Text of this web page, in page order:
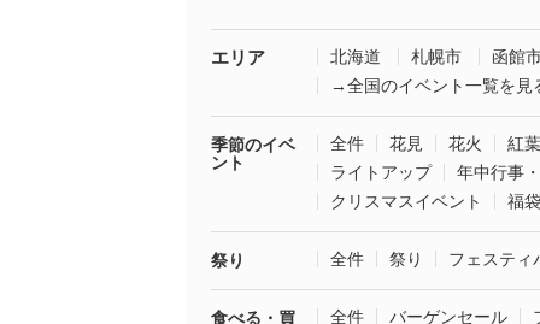
エリア 北海道 札幌市
函館
→全国のイベント一覧を見
季節のイベ
ント
全件 花見 花火
紅葉
ライトアップ
年中行事
クリスマスイベント
福
祭り 全件 祭り フェスティ
食べる・買
全件 バーゲンセール